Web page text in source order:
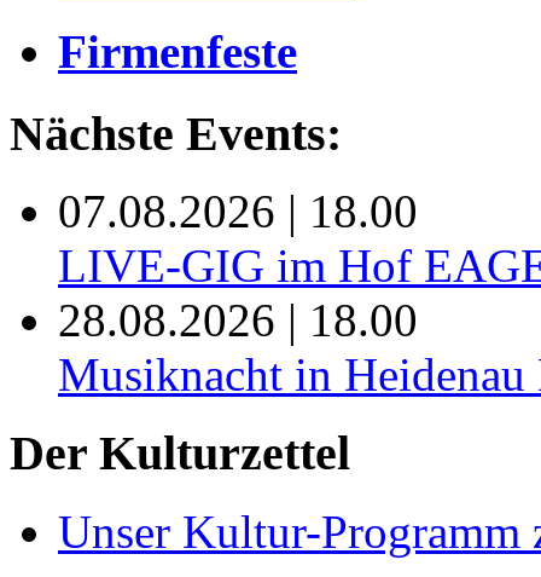
Firmenfeste
Nächste Events:
07.08.2026 | 18.00
LIVE-GIG im Hof
28.08.2026 | 18.00
Musiknacht in
Der Kulturzettel
Unser Kultur-Programm